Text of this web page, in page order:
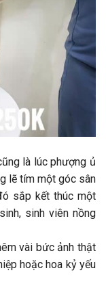
là lúc phượng ủ
lẽ tím một góc sân
sắp kết thúc một
sinh viên nồng
vài bức ảnh thật
hoặc hoa kỷ yếu